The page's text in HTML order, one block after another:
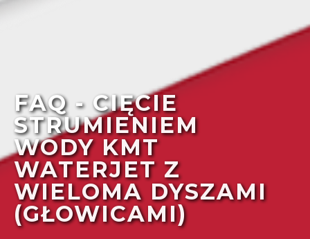
FAQ - CIĘCIE
STRUMIENIEM
WODY KMT
WATERJET Z
WIELOMA DYSZAMI
(GŁOWICAMI)